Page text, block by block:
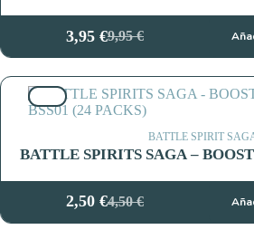
9,95€
El
precio
original
era:
9,95 €.
3,95 €El
precio
actual
es:
3,95 €.
BATTLE SPIRIT
BATTLE SPIRITS SAGA –
4,50€
El
precio
2,50 €El
precio